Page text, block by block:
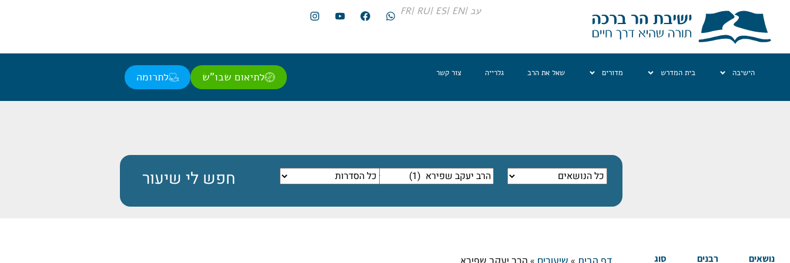
עב |EN |
ES |
RU |
FR
הישיבה בית המדרש מדורים שאל את הרב גלרייה צור קשר לתיאום שבו"ש לתרומה
נושאים רבנים סוג